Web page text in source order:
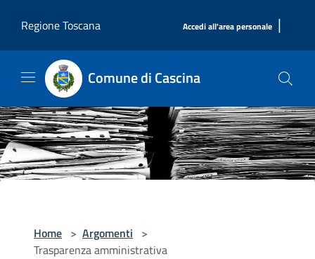
Regione Toscana
Accedi all'area personale |
Comune di Cascina
Home > Argomenti >
Trasparenza amministrativa